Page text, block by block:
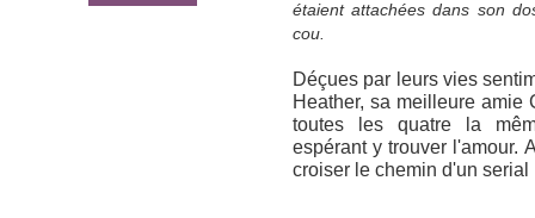
étaient attachées dans son
cou.
Déçues par leurs vies
Heather, sa meilleure amie
toutes les quatre la
espérant y trouver l'amour.
croiser le chemin d'un serial